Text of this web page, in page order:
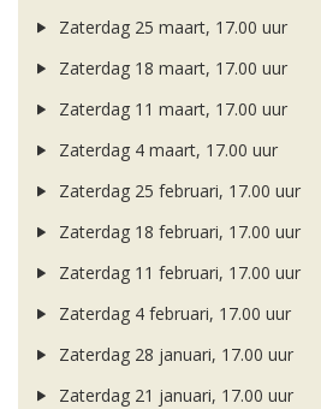
Zaterdag 25 maart, 17.00 uur
Zaterdag 18 maart, 17.00 uur
Zaterdag 11 maart, 17.00 uur
Zaterdag 4 maart, 17.00 uur
Zaterdag 25 februari, 17.00 uur
Zaterdag 18 februari, 17.00 uur
Zaterdag 11 februari, 17.00 uur
Zaterdag 4 februari, 17.00 uur
Zaterdag 28 januari, 17.00 uur
Zaterdag 21 januari, 17.00 uur